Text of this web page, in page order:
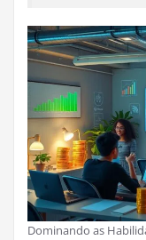
Dominando as